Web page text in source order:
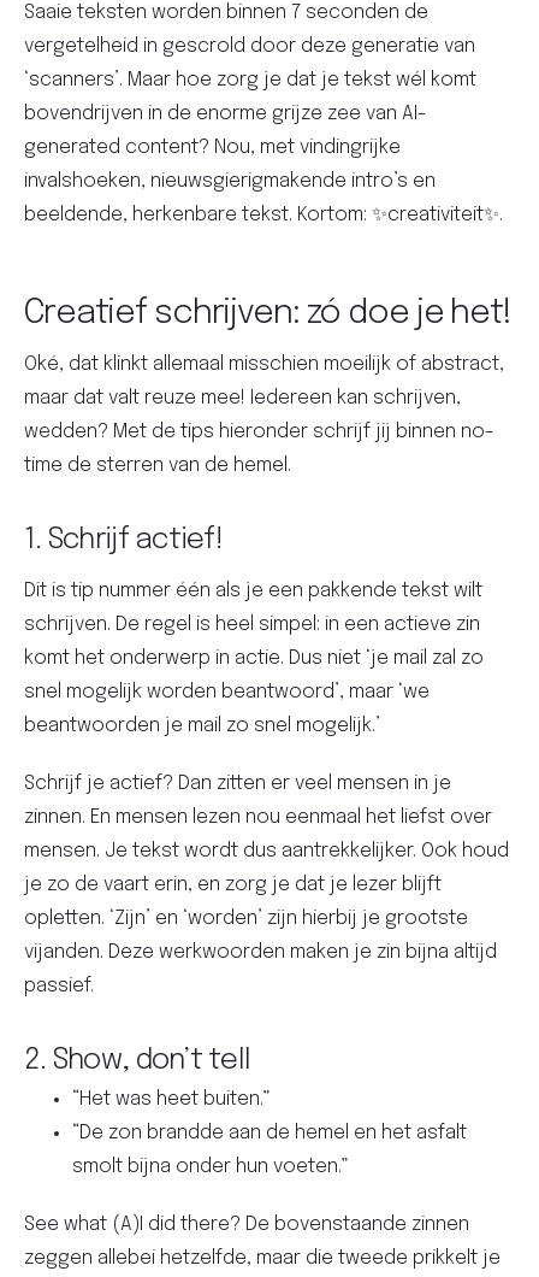
Saaie teksten worden binnen 7 seconden de
vergetelheid in gescrold door deze generatie van
‘scanners’. Maar hoe zorg je dat je tekst wél komt
bovendrijven in de enorme grijze zee van AI-
generated content? Nou, met vindingrijke
invalshoeken, nieuwsgierigmakende intro’s en
beeldende, herkenbare tekst. Kortom: ✨creativiteit✨.
Creatief schrijven: zó doe je het!
Oké, dat klinkt allemaal misschien moeilijk of abstract,
maar dat valt reuze mee! Iedereen kan schrijven,
wedden? Met de tips hieronder schrijf jij binnen no-
time de sterren van de hemel.
1. Schrijf actief!
Dit is tip nummer één als je een pakkende tekst wilt
schrijven. De regel is heel simpel: in een actieve zin
komt het onderwerp in actie. Dus niet ‘je mail zal zo
snel mogelijk worden beantwoord’, maar ‘we
beantwoorden je mail zo snel mogelijk.’
Schrijf je actief? Dan zitten er veel mensen in je
zinnen. En mensen lezen nou eenmaal het liefst over
mensen. Je tekst wordt dus aantrekkelijker. Ook houd
je zo de vaart erin, en zorg je dat je lezer blijft
opletten. ‘Zijn’ en ‘worden’ zijn hierbij je grootste
vijanden. Deze werkwoorden maken je zin bijna altijd
passief.
2. Show, don’t tell
“Het was heet buiten.”
“De zon brandde aan de hemel en het asfalt
smolt bijna onder hun voeten.”
See what (A)I did there? De bovenstaande zinnen
zeggen allebei hetzelfde, maar die tweede prikkelt je